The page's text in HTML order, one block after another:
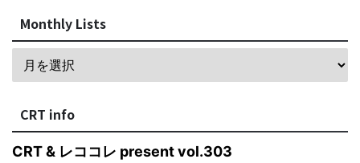
Monthly Lists
CRT info
CRT & レココレ present vol.303